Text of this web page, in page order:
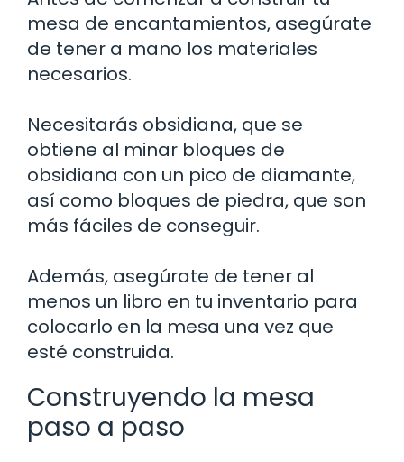
mesa de encantamientos, asegúrate
de tener a mano los materiales
necesarios.
Necesitarás obsidiana, que se
obtiene al minar bloques de
obsidiana con un pico de diamante,
así como bloques de piedra, que son
más fáciles de conseguir.
Además, asegúrate de tener al
menos un libro en tu inventario para
colocarlo en la mesa una vez que
esté construida.
Construyendo la mesa
paso a paso